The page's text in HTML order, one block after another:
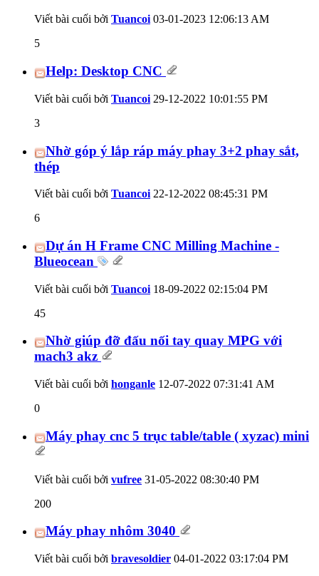
Viết bài cuối bởi Tuancoi03-01-2023 12:06:13 AM
5
Help: Desktop CNC
Viết bài cuối bởi Tuancoi 29-12-2022 10:01:55 PM
3
Nhờ góp ý lắp ráp máy phay 3+2 phay sắt,
thép
Viết bài cuối bởi Tuancoi 22-12-2022 08:45:31 PM
6
Dự án H Frame CNC Milling Machine -
Blueocean
Viết bài cuối bởi Tuancoi 18-09-2022 02:15:04 PM
45
Nhờ giúp đỡ đấu nối tay quay MPG với
mach3 akz
Viết bài cuối bởi honganle 12-07-2022 07:31:41 AM
0
Máy phay cnc 5 trục table/table ( xyzac) mini
Viết bài cuối bởi vufree 31-05-2022 08:30:40 PM
200
Máy phay nhôm 3040
Viết bài cuối bởi bravesoldier 04-01-2022 03:17:04 PM